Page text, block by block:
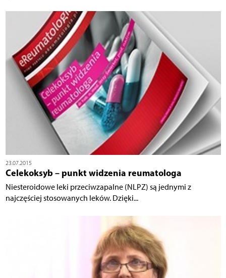
23.07.2015
Celekoksyb – punkt widzenia reumatologa
Niesteroidowe leki przeciwzapalne (NLPZ) są jednymi z
najczęściej stosowanych leków. Dzięki...